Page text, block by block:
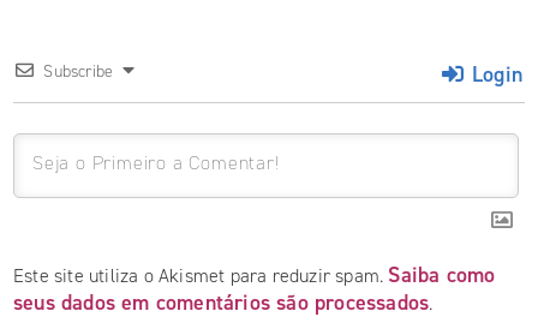
Subscribe Login
Este site utiliza o Akismet para reduzir spam. Saiba como
seus dados em comentários são processados.